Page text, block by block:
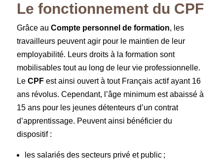
Le fonctionnement du CPF
Grâce au Compte personnel de formation, les
travailleurs peuvent agir pour le maintien de leur
employabilité. Leurs droits à la formation sont
mobilisables tout au long de leur vie professionnelle.
Le CPFest ainsi ouvert à tout Français actif ayant 16
ans révolus. Cependant, l’âge minimum est abaissé à
15 ans pour les jeunes détenteurs d’un contrat
d’apprentissage. Peuvent ainsi bénéficier du
dispositif :
les salariés des secteurs privé et public ;